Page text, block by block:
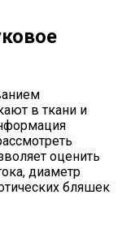
в ткани и
оценить
диаметр
бляшек